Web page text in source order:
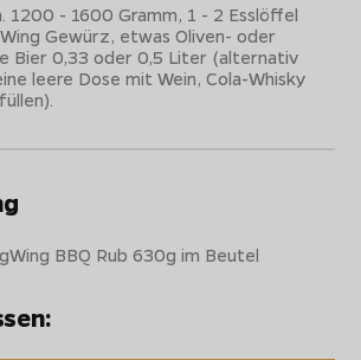
1200 - 1600 Gramm, 1 - 2 Esslöffel
Gewürz, etwas Oliven- oder
Bier 0,33 oder 0,5 Liter (alternativ
leere Dose mit Wein, Cola-Whisky
BBQ Rub 630g im Beutel